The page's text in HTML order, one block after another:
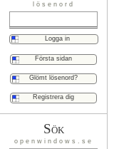
lösenord
Första sidan
Glömt lösenord?
Registrera dig
Sök
openwindows.se